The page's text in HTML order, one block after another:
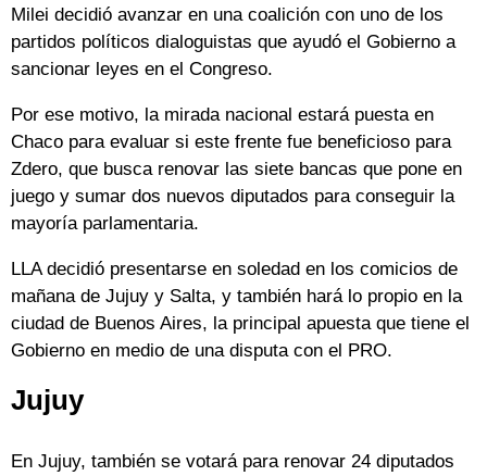
Milei decidió avanzar en una coalición con uno de los
partidos políticos dialoguistas que ayudó el Gobierno a
sancionar leyes en el Congreso.
Por ese motivo, la mirada nacional estará puesta en
Chaco para evaluar si este frente fue beneficioso para
Zdero, que busca renovar las siete bancas que pone en
juego y sumar dos nuevos diputados para conseguir la
mayoría parlamentaria.
LLA decidió presentarse en soledad en los comicios de
mañana de Jujuy y Salta, y también hará lo propio en la
ciudad de Buenos Aires, la principal apuesta que tiene el
Gobierno en medio de una disputa con el PRO.
Jujuy
En Jujuy, también se votará para renovar 24 diputados